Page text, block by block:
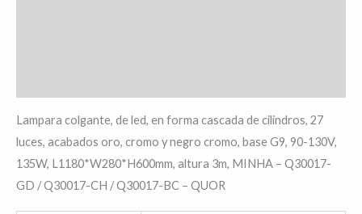
Lampara colgante, de led, en forma cascada de cilindros, 27
luces, acabados oro, cromo y negro cromo, base G9, 90-130V,
135W, L1180*W280*H600mm, altura 3m, MINHA – Q30017-
GD / Q30017-CH / Q30017-BC – QUOR